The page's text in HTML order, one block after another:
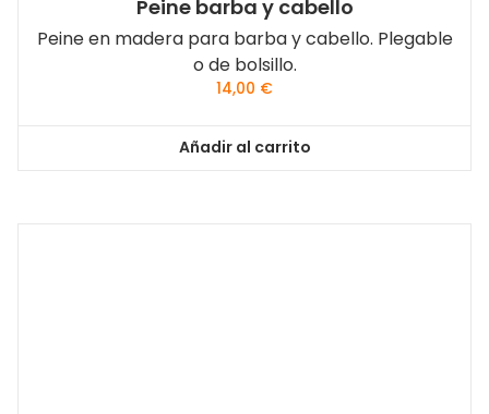
Peine barba y cabello
Peine en madera para barba y cabello. Plegable
o de bolsillo.
14,00 €
Añadir al carrito